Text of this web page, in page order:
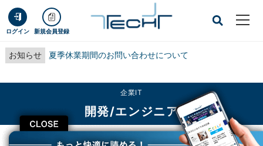
ログイン 新規会員登録
お知らせ 夏季休業期間のお問い合わせについて
CLOSE
企業IT
開発/エンジニア